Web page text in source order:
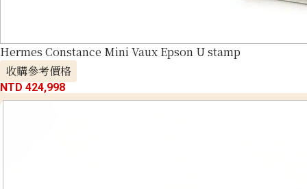
Hermes Constance Mini Vaux Epson U stamp
收購參考價格
NTD 424,998